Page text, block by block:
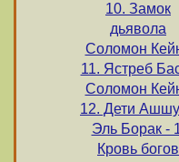
10. Замок
дьявола
Соломон
11. Ястреб
Соломон
12. Дети
Эль Борак -
Кровь богов